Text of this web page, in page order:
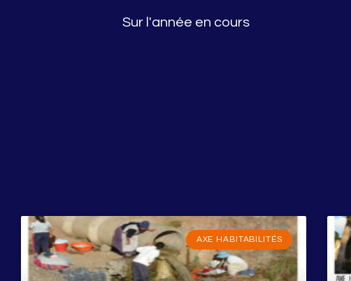
Sur l'année en cours
AXE HABITABILITÉS